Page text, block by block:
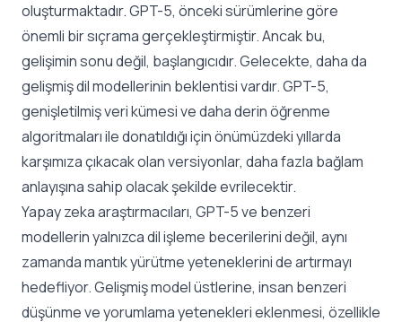
oluşturmaktadır. GPT-5, önceki sürümlerine göre
önemli bir sıçrama gerçekleştirmiştir. Ancak bu,
gelişimin sonu değil, başlangıcıdır. Gelecekte, daha da
gelişmiş dil modellerinin beklentisi vardır. GPT-5,
genişletilmiş veri kümesi ve daha derin öğrenme
algoritmaları ile donatıldığı için önümüzdeki yıllarda
karşımıza çıkacak olan versiyonlar, daha fazla bağlam
anlayışına sahip olacak şekilde evrilecektir.
Yapay zeka araştırmacıları, GPT-5 ve benzeri
modellerin yalnızca dil işleme becerilerini değil, aynı
zamanda mantık yürütme yeteneklerini de artırmayı
hedefliyor. Gelişmiş model üstlerine, insan benzeri
düşünme ve yorumlama yetenekleri eklenmesi, özellikle